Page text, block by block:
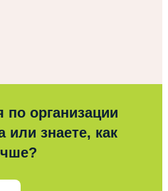
по организации
или знаете, как